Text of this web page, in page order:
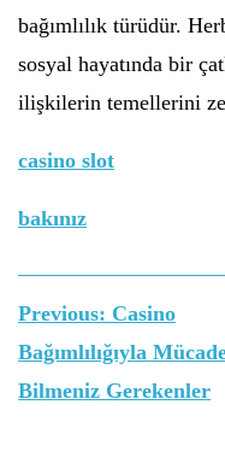
bağımlılık türüdür.
sosyal hayatında bir
ilişkilerin temellerini
casino slot
bakınız
Yazı
gezinmesi
Previous: Casino
Bağımlılığıyla
Bilmeniz Gerekenler